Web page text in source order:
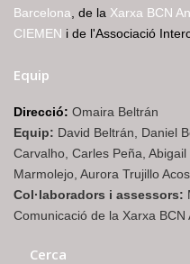
Barcelona , de la Xarxa BCN
CIEMEN i de l'Associació
Equip
Direcció: Omaira Beltrán
Equip: David Beltrán, Daniel
Carvalho, Carles Peña,
Marmolejo, Aurora Trujillo
Col·laboradors i assessors:
Comunicació de la Xarxa BCN
Cerca